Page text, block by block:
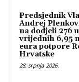
Predsjednik
Andrej
na dodjeli 276
vrijednih 6,95
eura potpore
Hrvatske
28. srpnja 2026.